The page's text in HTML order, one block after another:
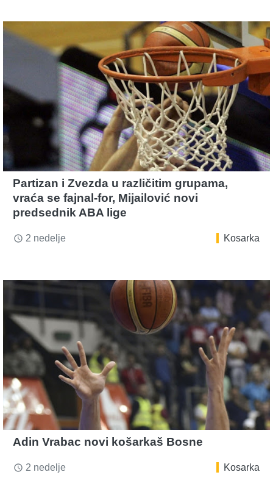
Partizan i Zvezda u različitim grupama,
vraća se fajnal-for, Mijailović novi
predsednik ABA lige
access_time 2 nedelje Kosarka
Adin Vrabac novi košarkaš Bosne
access_time 2 nedelje Kosarka